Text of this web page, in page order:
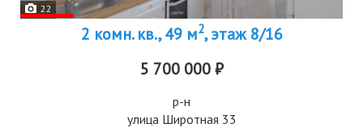
22
2 комн. кв., 49 м2, этаж 8/16
5 700 000 ₽
р-н
улица Широтная 33